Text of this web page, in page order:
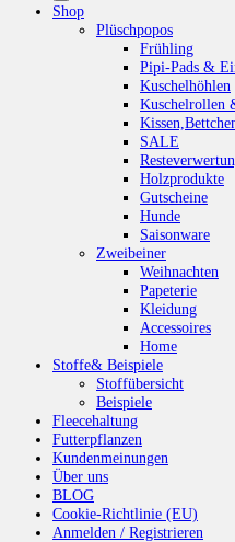
Shop
Plüschpopos
Frühling
Pipi-Pads &
Kuschelhöhlen
Kuschelrollen
SALE
Holzprodukte
Gutscheine
Hunde
Saisonware
Zweibeiner
Weihnachten
Papeterie
Kleidung
Accessoires
Home
Stoffe& Beispiele
Stoffübersicht
Beispiele
Fleecehaltung
Futterpflanzen
Kundenmeinungen
Über uns
BLOG
Cookie-Richtlinie (EU)
Anmelden / Registrieren